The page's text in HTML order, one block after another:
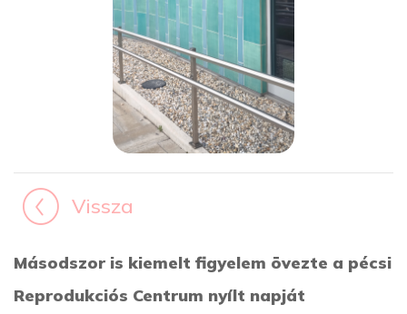
Vissza
Másodszor is kiemelt figyelem övezte a pécsi
Reprodukciós Centrum nyílt napját